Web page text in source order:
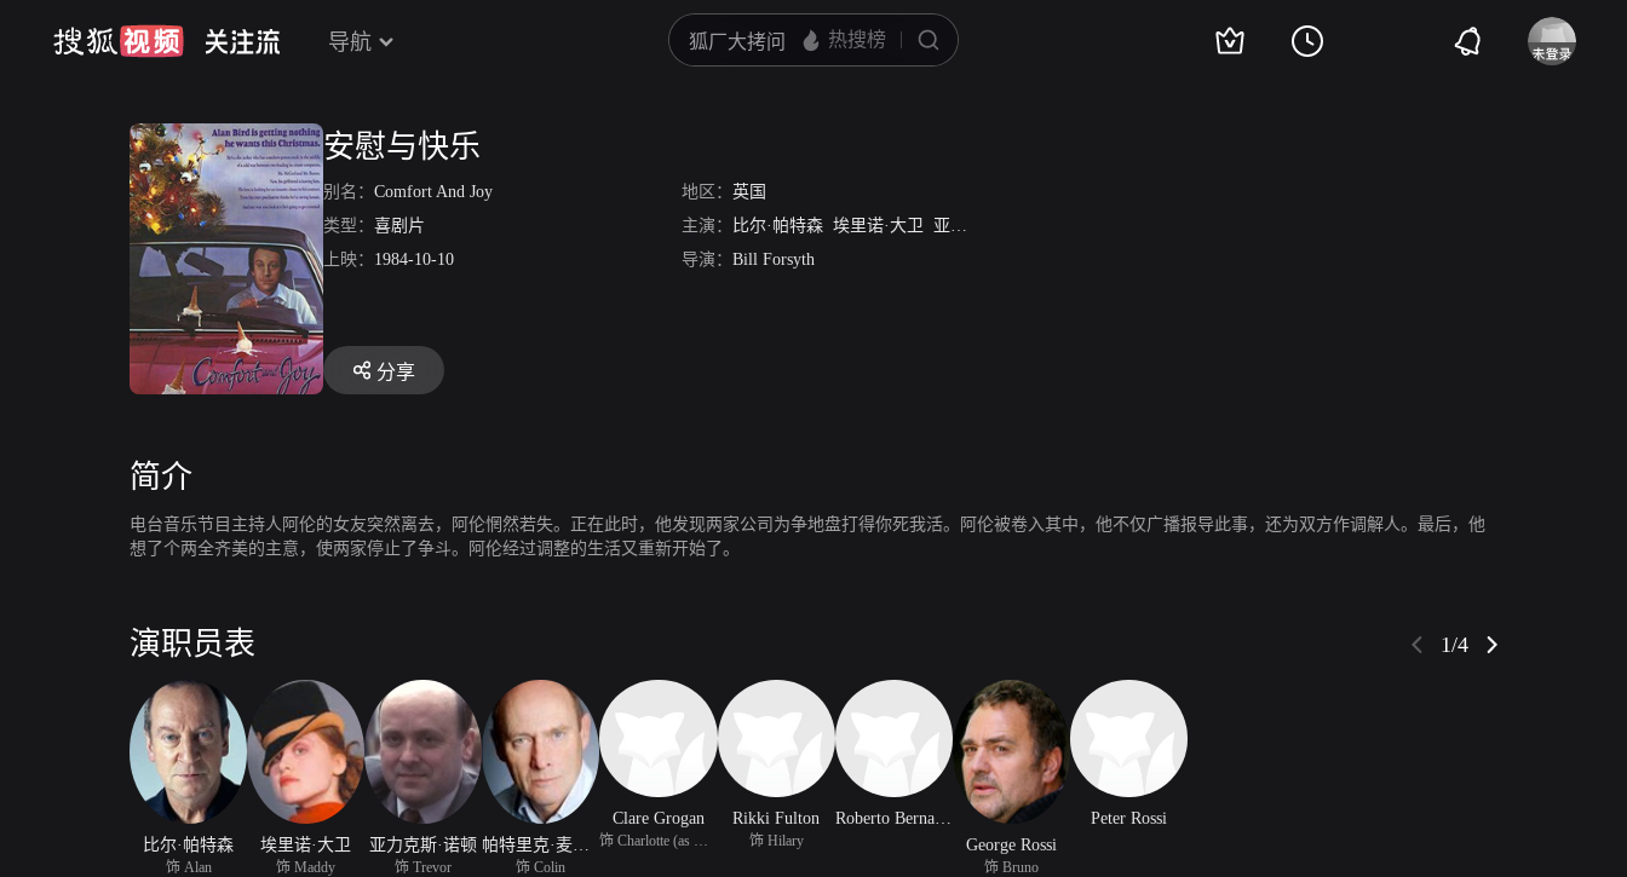
导航
安慰与快乐
别名： Comfort And Joy 地区： 英国
类型： 喜剧片 主演： 比尔·帕特森 埃里诺·大卫 亚力克斯·诺顿
上映： 1984-10-10 导演： Bill Forsyth
分享
简介
电台音乐节目主持人阿伦的女友突然离去，阿伦惘然若失。正在此时，他发现两家公司为争地盘打得你死我活。阿伦被卷入其中，他不仅广播报导此事，还为双方作调解人。最后，他
想了个两全齐美的主意，使两家停止了争斗。阿伦经过调整的生活又重新开始了。
演职员表 1/4
比尔·帕特森
饰 Alan
埃里诺·大卫
饰 Maddy
亚力克斯·诺顿
饰 Trevor 饰 Colin
Clare Grogan
饰 Charlotte (as C P Gr
Rikki Fulton
饰 Hilary
Roberto Bernardi
George Rossi
饰 Bruno
Peter Rossi